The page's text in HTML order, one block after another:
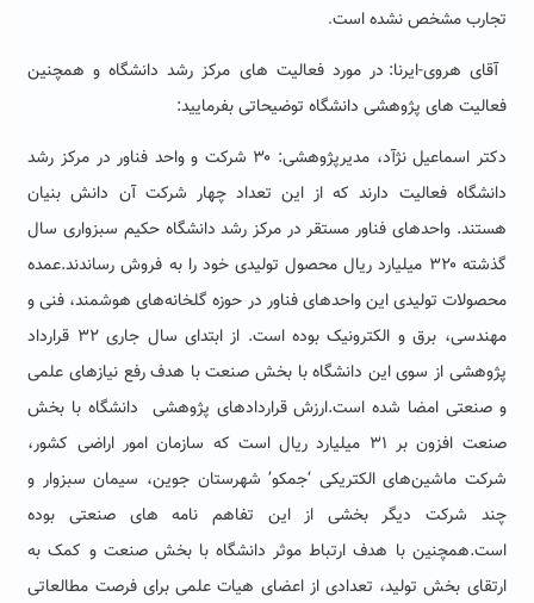
تجارب مشخص نشده است.
آقای هروی-ایرنا: در مورد فعالیت های مرکز رشد دانشگاه و همچنین
فعالیت های پژوهشی دانشگاه توضیحاتی بفرمایید:
دکتر اسماعیل نژآد، مدیرپژوهشی: ۳۰ شرکت و واحد فناور در مرکز رشد
دانشگاه فعالیت دارند که از این تعداد چهار شرکت آن دانش بنیان
هستند. واحدهای فناور مستقر در مرکز رشد دانشگاه حکیم سبزواری سال
گذشته ۳۲۰ میلیارد ریال محصول تولیدی خود را به فروش رساندند.عمده
محصولات تولیدی این واحدهای فناور در حوزه‌ گلخانه‌های هوشمند، فنی و
مهندسی، برق و الکترونیک بوده است.
از ابتدای سال جاری ۳۲ قرارداد
پژوهشی از سوی این دانشگاه با بخش صنعت با هدف رفع نیازهای علمی
و صنعتی امضا شده است.ارزش قراردادهای پژوهشی دانشگاه با بخش
صنعت افزون بر ۳۱ میلیارد ریال است که سازمان امور اراضی کشور،
شرکت ماشین‌های الکتریکی ‘جمکو’ شهرستان جوین، سیمان سبزوار و
چند شرکت دیگر بخشی از این تفاهم نامه های صنعتی بوده
است.همچنین با هدف ارتباط موثر دانشگاه با بخش صنعت و کمک به
ارتقای بخش تولید، تعدادی از اعضای هیات علمی برای فرصت مطالعاتی